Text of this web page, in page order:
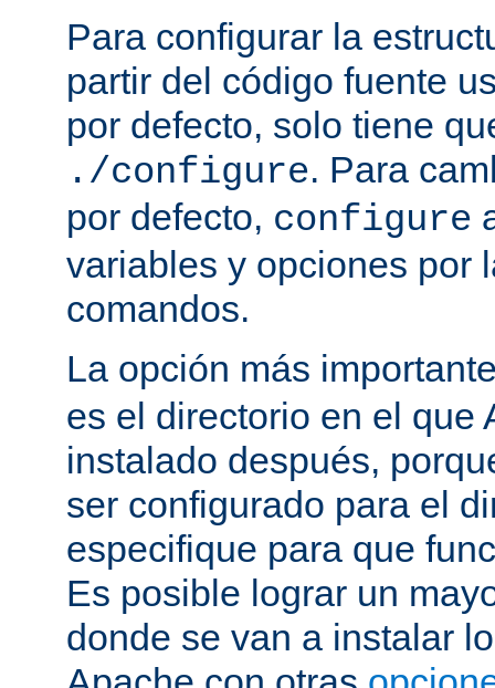
Para configurar la
partir del código fuente
por defecto, solo tiene
./configure. Para
por defecto, configure
variables y opciones por
comandos.
La opción más
es el directorio en el que
instalado después,
ser configurado para el
especifique para que
Es posible lograr un
donde se van a instalar